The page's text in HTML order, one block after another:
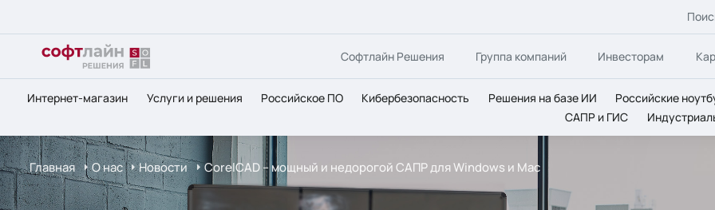
Софтлайн Решения Группа компаний Инвесторам
Интернет-магазин Услуги и решения Российское ПО Кибербезопасность Решения на базе ИИ Российские
САПР и ГИС
Главная О нас Новости CorelCAD – мощный и недорогой САПР для Windows и Mac